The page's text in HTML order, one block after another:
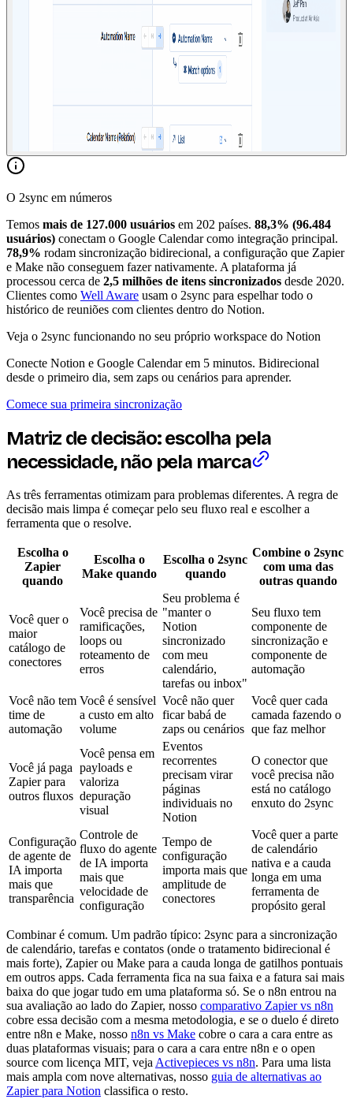
O 2sync em números
Temos mais de 127.000 usuários em 202 países. 88,3% (96.484
usuários) conectam o Google Calendar como integração principal.
78,9% rodam sincronização bidirecional, a configuração que Zapier
e Make não conseguem fazer nativamente. A plataforma já
processou cerca de 2,5 milhões de itens sincronizados desde 2020.
Clientes como Well Aware usam o 2sync para espelhar todo o
histórico de reuniões com clientes dentro do Notion.
Veja o 2sync funcionando no seu próprio workspace do Notion
Conecte Notion e Google Calendar em 5 minutos. Bidirecional
desde o primeiro dia, sem zaps ou cenários para aprender.
Comece sua primeira sincronização
Matriz de decisão: escolha pela
necessidade, não pela marca
As três ferramentas otimizam para problemas diferentes. A regra de
decisão mais limpa é começar pelo seu fluxo real e escolher a
ferramenta que o resolve.
Escolha o
Zapier
quando
Escolha o
Make quando
Escolha o 2sync
quando
Combine o 2sync
com uma das
outras quando
Você quer o
maior
catálogo de
conectores
Você precisa de
ramificações,
loops ou
roteamento de
erros
Seu problema é
"manter o
Notion
sincronizado
com meu
calendário,
tarefas ou inbox"
Seu fluxo tem
componente de
sincronização e
componente de
automação
Você não tem
time de
automação
Você é sensível
a custo em alto
volume
Você não quer
ficar babá de
zaps ou cenários
Você quer cada
camada fazendo o
que faz melhor
Você já paga
Zapier para
outros fluxos
Você pensa em
payloads e
valoriza
depuração
visual
Eventos
recorrentes
precisam virar
páginas
individuais no
Notion
O conector que
você precisa não
está no catálogo
enxuto do 2sync
Configuração
de agente de
IA importa
mais que
transparência
Controle de
fluxo do agente
de IA importa
mais que
velocidade de
configuração
Tempo de
configuração
importa mais que
amplitude de
conectores
Você quer a parte
de calendário
nativa e a cauda
longa em uma
ferramenta de
propósito geral
Combinar é comum. Um padrão típico: 2sync para a sincronização
de calendário, tarefas e contatos (onde o tratamento bidirecional é
mais forte), Zapier ou Make para a cauda longa de gatilhos pontuais
em outros apps. Cada ferramenta fica na sua faixa e a fatura sai mais
baixa do que jogar tudo em uma plataforma só. Se o n8n entrou na
sua avaliação ao lado do Zapier, nosso comparativo Zapier vs n8n
cobre essa decisão com a mesma metodologia, e se o duelo é direto
entre n8n e Make, nosso n8n vs Make cobre o cara a cara entre as
duas plataformas visuais; para o cara a cara entre n8n e o open
source com licença MIT, vejaActivepieces vs n8n. Para uma lista
mais ampla com nove alternativas, nosso guia de alternativas ao
Zapier para Notion classifica o resto.